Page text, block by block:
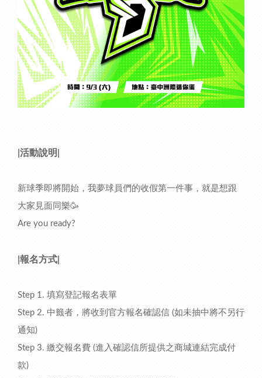
|活動說明|
新球季即將開始，我夢球員們的收假第一件事，就是想跟
大家見面同樂🥳
Are you ready?
|報名方式|
Step 1. 填寫登記報名表單
Step 2. 中籤者，將收到官方報名確認信 (如未抽中將不另行
通知)
Step 3. 繳交報名費 (進入確認信所提供之商城連結完成付
款)